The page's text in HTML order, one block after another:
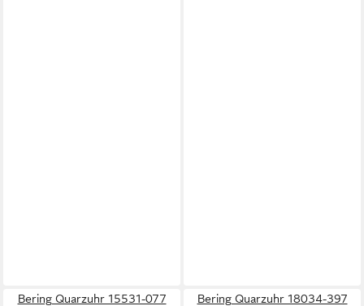
Bering Quarzuhr 15531-077 Bering Quarzuhr 18034-397